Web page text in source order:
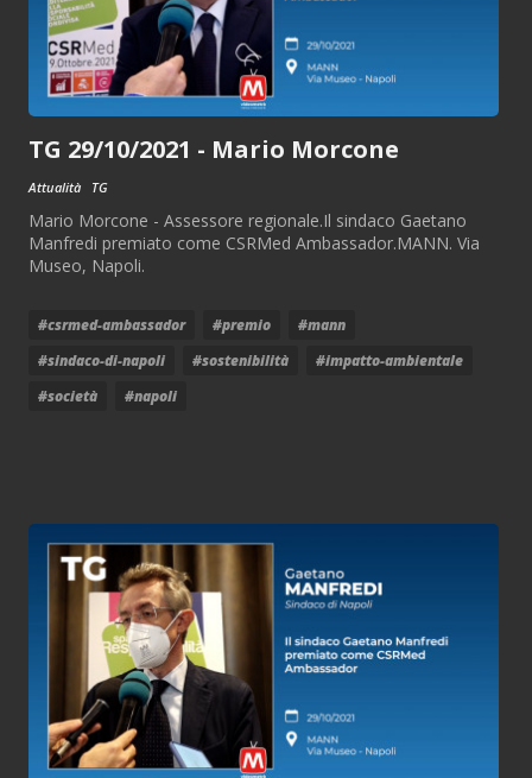
TG 29/10/2021 - Mario Morcone
Attualità TG
Mario Morcone - Assessore regionale.Il sindaco Gaetano
Manfredi premiato come CSRMed Ambassador.MANN. Via
Museo, Napoli.
#csrmed-ambassador #premio
#mann
#sindaco-di-napoli
#sostenibilità
#impatto-ambientale
#società
#napoli